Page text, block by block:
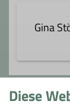
Gina
Gruppe
Diese